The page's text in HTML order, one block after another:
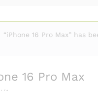
“iPhone 16 Pro Max” has
16 Pro Max